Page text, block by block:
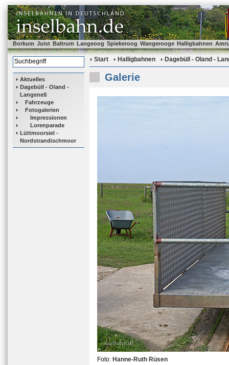
Borkum Juist Baltrum Langeoog Spiekeroog Wangerooge Halligbahnen
Aktuelles
Dagebüll - Oland -
Langeneß
Fahrzeuge
Fotogalerien
Impressionen
Lorenparade
Lüttmoorsiel -
Nordstrandischmoor
Start Halligbahnen Dagebüll - Oland -
Galerie
Foto: Hanne-Ruth Rüsen